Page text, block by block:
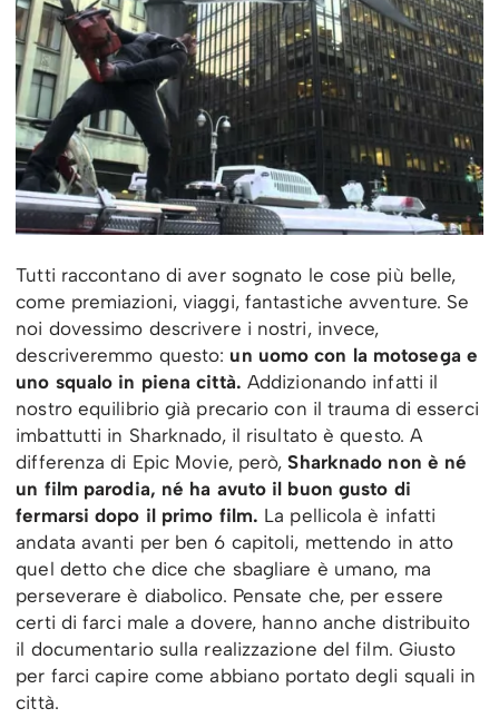
Tutti raccontano di aver sognato le cose più belle,
come premiazioni, viaggi, fantastiche avventure. Se
noi dovessimo descrivere i nostri, invece,
descriveremmo questo: un uomo con la motosega e
uno squalo in piena città. Addizionando infatti il
nostro equilibrio già precario con il trauma di esserci
imbattutti in Sharknado, il risultato è questo. A
differenza di Epic Movie, però,Sharknado non è né
un film parodia, né ha avuto il buon gusto di
fermarsi dopo il primo film. La pellicola è infatti
andata avanti per ben 6 capitoli, mettendo in atto
quel detto che dice che sbagliare è umano, ma
perseverare è diabolico. Pensate che, per essere
certi di farci male a dovere, hanno anche distribuito
il documentario sulla realizzazione del film. Giusto
per farci capire come abbiano portato degli squali in
città.